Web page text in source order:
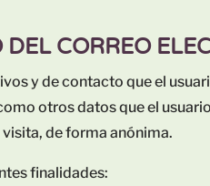
CORREO
y de contacto que el
otros datos que el
de forma anónima.
finalidades: